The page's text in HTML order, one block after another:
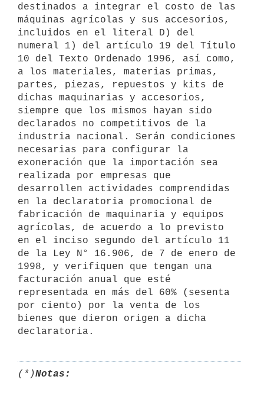
destinados a integrar el costo de las
máquinas agrícolas y sus accesorios,
incluidos en el literal D) del
numeral 1) del artículo 19 del Título
10 del Texto Ordenado 1996, así como,
a los materiales, materias primas,
partes, piezas, repuestos y kits de
dichas maquinarias y accesorios,
siempre que los mismos hayan sido
declarados no competitivos de la
industria nacional. Serán condiciones
necesarias para configurar la
exoneración que la importación sea
realizada por empresas que
desarrollen actividades comprendidas
en la declaratoria promocional de
fabricación de maquinaria y equipos
agrícolas, de acuerdo a lo previsto
en el inciso segundo del artículo 11
de la Ley N° 16.906, de 7 de enero de
1998, y verifiquen que tengan una
facturación anual que esté
representada en más del 60% (sesenta
por ciento) por la venta de los
bienes que dieron origen a dicha
(*)Notas: